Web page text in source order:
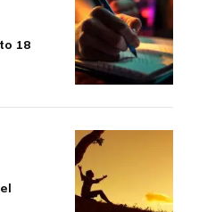
18